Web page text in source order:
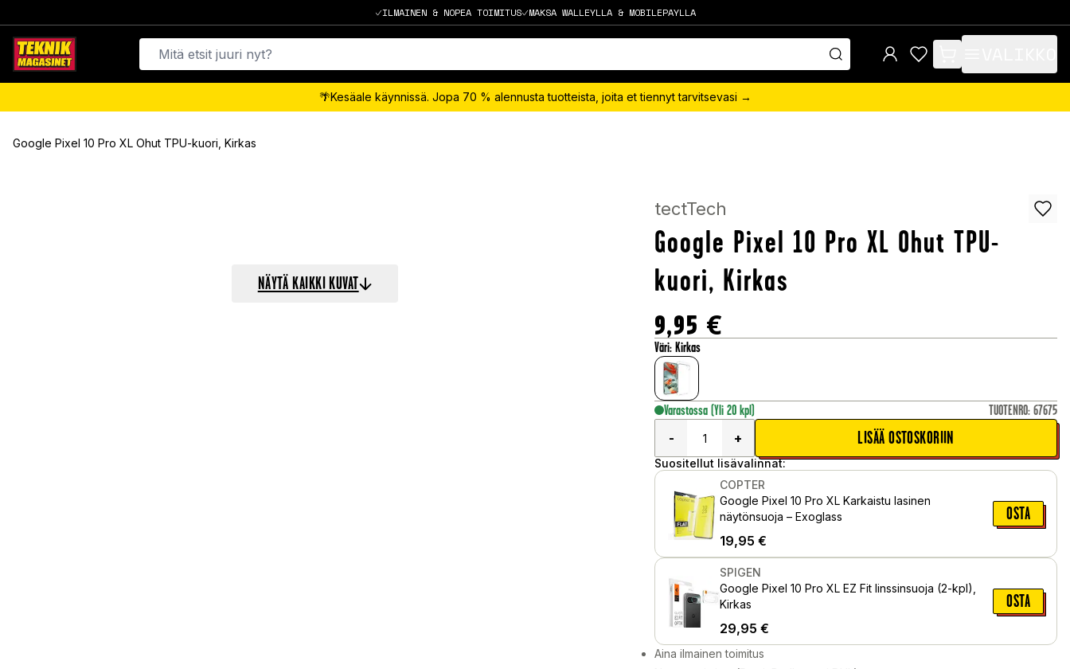
ILMAINEN & NOPEA TOIMITUS MAKSA WALLEYLLA & MOBILEPAYLLA
items in cart, view bag
🌴Kesäale käynnissä. Jopa 70 % alennusta tuotteista, joita et tiennyt tarvitsevasi →
Google Pixel 10 Pro XL Ohut TPU-kuori, Kirkas
NÄYTÄ KAIKKI KUVAT
tectTech
Google Pixel 10 Pro XL Ohut TPU-
kuori, Kirkas
9,95 €
Väri: Kirkas
Varastossa (Yli 20 kpl) TUOTENRO: 67675
-
+ LISÄÄ OSTOSKORIIN
Suositellut lisävalinnat:
COPTER
Google Pixel 10 Pro XL Karkaistu lasinen
näytönsuoja – Exoglass
19,95 €
OSTA
SPIGEN
Google Pixel 10 Pro XL EZ Fit linssinsuoja (2-kpl),
Kirkas
29,95 €
OSTA
Aina ilmainen toimitus